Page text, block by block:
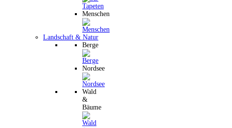
Menschen
Landschaft & Natur
Berge
Nordsee
Wald
&
Bäume